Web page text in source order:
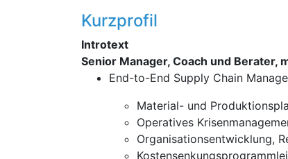
Kurzprofil
Introtext
Senior Manager, Coach und
End-to-End Supply Chain
Material- und
Operatives
Organisationsentwicklung,